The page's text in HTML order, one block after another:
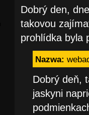
Dobrý den,
takovou
prohlídka byla
Nazwa:
Dobrý deň,
jaskyni